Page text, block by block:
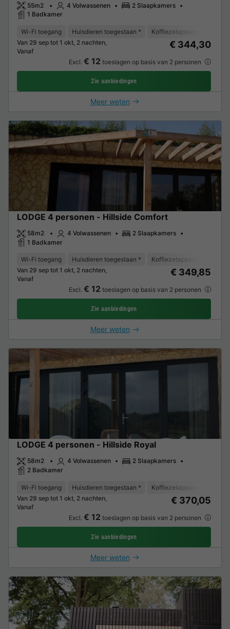
55m2 4 Volwassenen
2 Slaapkamers
1 Badkamer
Wi-Fi toegang Huisdieren toegestaan * Koffiezetapparaat
Van 29 sep tot 1 okt, 2 nachten,
Vanaf
€ 344,30
Excl. € 12 toeslagen op basis van 2 personen
Zie aanbiedingen
Meer weten
LODGE 4 personen - Hillside Comfort
58m2 4 Volwassenen
2 Slaapkamers
1 Badkamer
Wi-Fi toegang Huisdieren toegestaan * Koffiezetapparaat
Van 29 sep tot 1 okt, 2 nachten,
Vanaf
€ 349,85
Excl. € 12 toeslagen op basis van 2 personen
Zie aanbiedingen
Meer weten
LODGE 4 personen - Hillside Royal
58m2 4 Volwassenen
2 Slaapkamers
2 Badkamer
Wi-Fi toegang Huisdieren toegestaan * Koffiezetapparaat
Van 29 sep tot 1 okt, 2 nachten,
Vanaf
€ 370,05
Excl. € 12 toeslagen op basis van 2 personen
Zie aanbiedingen
Meer weten